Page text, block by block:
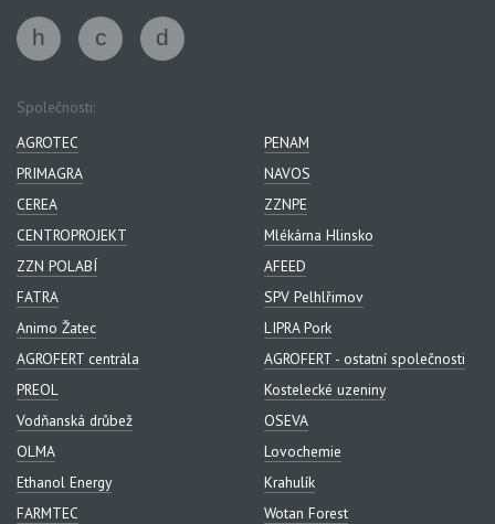
Společnosti:
AGROTEC
PENAM
PRIMAGRA
NAVOS
CEREA
ZZNPE
CENTROPROJEKT
Mlékárna Hlinsko
ZZN POLABÍ
AFEED
FATRA
SPV Pelhlřimov
Animo Žatec
LIPRA Pork
AGROFERT centrála
AGROFERT - ostatní společnosti
PREOL
Kostelecké uzeniny
Vodňanská drůbež
OSEVA
OLMA
Lovochemie
Ethanol Energy
Krahulík
FARMTEC
Wotan Forest